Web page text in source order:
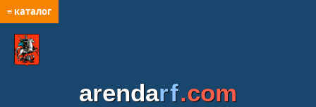
≡ каталог
arendarf.com